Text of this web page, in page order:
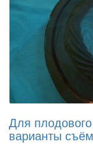
Для
варианты